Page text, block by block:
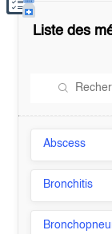
Liste des
Abscess
Bronchitis